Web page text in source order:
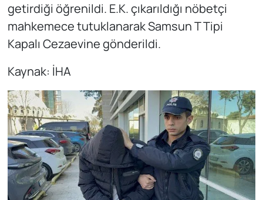
getirdiği öğrenildi. E.K. çıkarıldığı nöbetçi
mahkemece tutuklanarak Samsun T Tipi
Kapalı Cezaevine gönderildi.
Kaynak: İHA